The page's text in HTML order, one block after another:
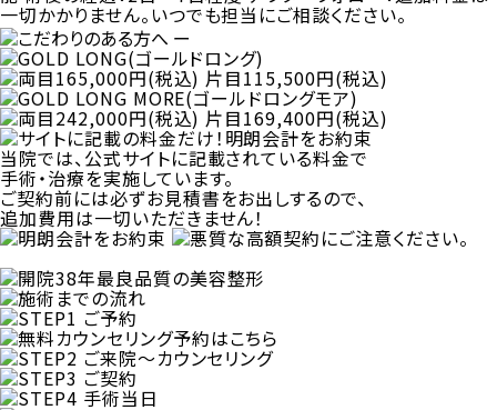
ー
当院では、公式サイトに記載されている料金で
手術・治療を実施しています。
ご契約前には必ずお見積書をお出しするので、
追加費用は一切いただきません！